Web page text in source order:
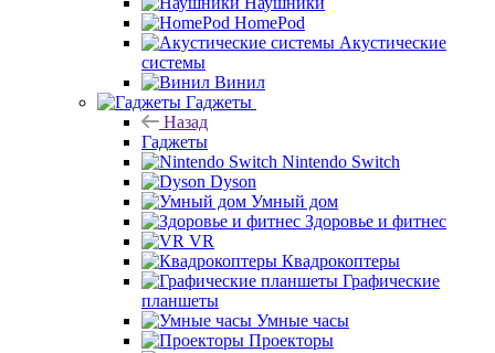
HomePod
Акустические
системы
Винил
Гаджеты
Назад
Гаджеты
Nintendo Switch
Dyson
Умный дом
Здоровье и фитнес
VR
Квадрокоптеры
Графические
планшеты
Умные часы
Проекторы